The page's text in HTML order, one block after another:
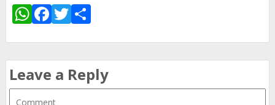
WhatsApp
Facebook
Twitter
Leave a Reply